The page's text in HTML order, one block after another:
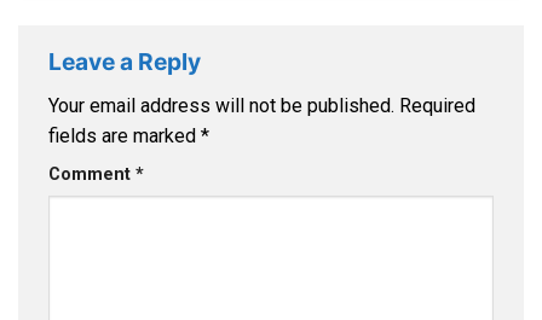
Leave a Reply
Your email address will not be published. Required
fields are marked *
Comment *